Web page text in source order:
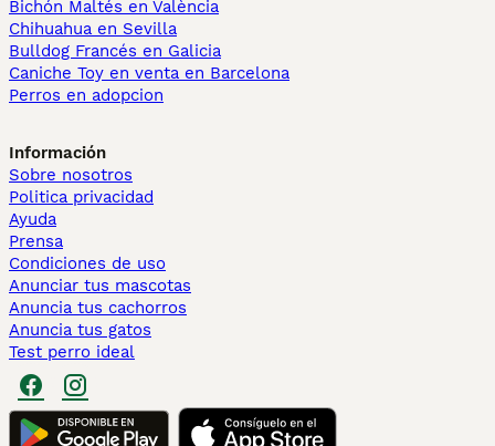
Bichón Maltés en València
Chihuahua en Sevilla
Bulldog Francés en Galicia
Caniche Toy en venta en Barcelona
Perros en adopcion
Información
Sobre nosotros
Politica privacidad
Ayuda
Prensa
Condiciones de uso
Anunciar tus mascotas
Anuncia tus cachorros
Anuncia tus gatos
Test perro ideal